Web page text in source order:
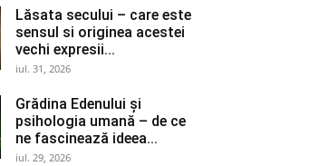
Lăsata secului – care este
sensul si originea acestei
vechi expresii...
iul. 31, 2026
Grădina Edenului și
psihologia umană – de ce
ne fascinează ideea...
iul. 29, 2026